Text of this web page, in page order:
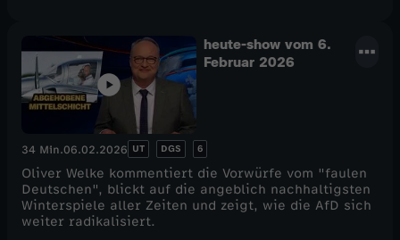
heute-show vom 6.
Februar 2026
34 Min.06.02.2026 UT DGS 6
Oliver Welke kommentiert die Vorwürfe vom "faulen
Deutschen", blickt auf die angeblich nachhaltigsten
Winterspiele aller Zeiten und zeigt, wie die AfD sich
weiter radikalisiert.